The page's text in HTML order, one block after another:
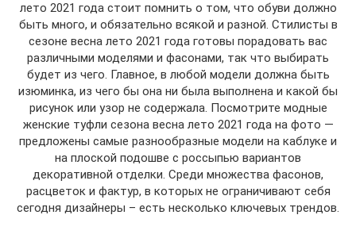
лето 2021 года стоит помнить о том, что обуви должно
быть много, и обязательно всякой и разной. Стилисты в
сезоне весна лето 2021 года готовы порадовать вас
различными моделями и фасонами, так что выбирать
будет из чего. Главное, в любой модели должна быть
изюминка, из чего бы она ни была выполнена и какой бы
рисунок или узор не содержала. Посмотрите модные
женские туфли сезона весна лето 2021 года на фото —
предложены самые разнообразные модели на каблуке и
на плоской подошве с россыпью вариантов
декоративной отделки. Среди множества фасонов,
расцветок и фактур, в которых не ограничивают себя
сегодня дизайнеры – есть несколько ключевых трендов.